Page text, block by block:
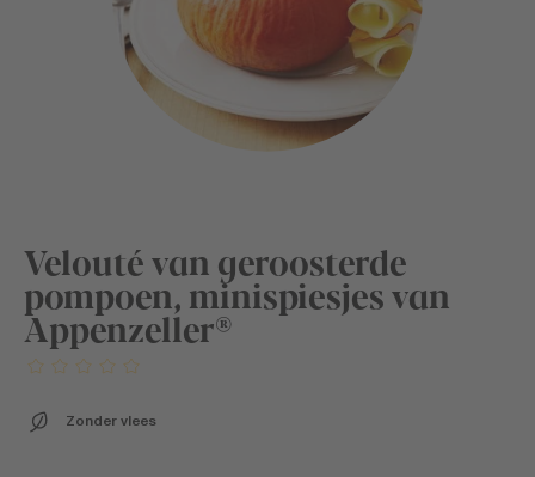
Velouté van geroosterde
pompoen, minispiesjes van
Appenzeller®
Zonder vlees